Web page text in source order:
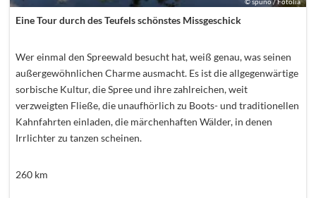
Eine Tour durch des Teufels schönstes Missgeschick
Wer einmal den Spreewald besucht hat, weiß genau, was seinen
außergewöhnlichen Charme ausmacht. Es ist die allgegenwärtige
sorbische Kultur, die Spree und ihre zahlreichen, weit
verzweigten Fließe, die unaufhörlich zu Boots- und traditionellen
Kahnfahrten einladen, die märchenhaften Wälder, in denen
Irrlichter zu tanzen scheinen.
260km